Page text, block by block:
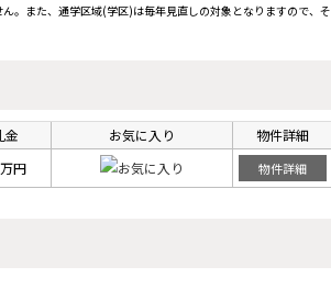
。また、通学区域(学区)は毎年見直しの対象となりますので、そ
金 お気に入り
物件詳細
円 物件詳細